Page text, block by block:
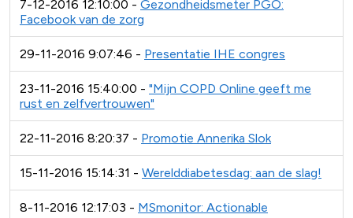
7-12-2016 12:10:00 - Gezondheidsmeter PGO:
Facebook van de zorg
29-11-2016 9:07:46 - Presentatie IHE congres
23-11-2016 15:40:00 - "Mijn COPD Online geeft me
rust en zelfvertrouwen"
22-11-2016 8:20:37 - Promotie Annerika Slok
15-11-2016 15:14:31 - Werelddiabetesdag: aan de slag!
8-11-2016 12:17:03 - MSmonitor: Actionable